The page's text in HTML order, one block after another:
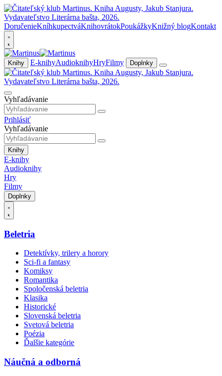
DoručenieKníhkupectváKnihovrátokPoukážkyKnižný blogKontakt
Knihy E-knihyAudioknihyHryFilmy Doplnky
Vyhľadávanie
Prihlásiť
Vyhľadávanie
Knihy
E-knihy
Audioknihy
Hry
Filmy
Doplnky
Beletria
Detektívky, trilery a horory
Sci-fi a fantasy
Komiksy
Romantika
Spoločenská beletria
Klasika
Historické
Slovenská beletria
Svetová beletria
Poézia
Ďalšie kategórie
Náučná a odborná